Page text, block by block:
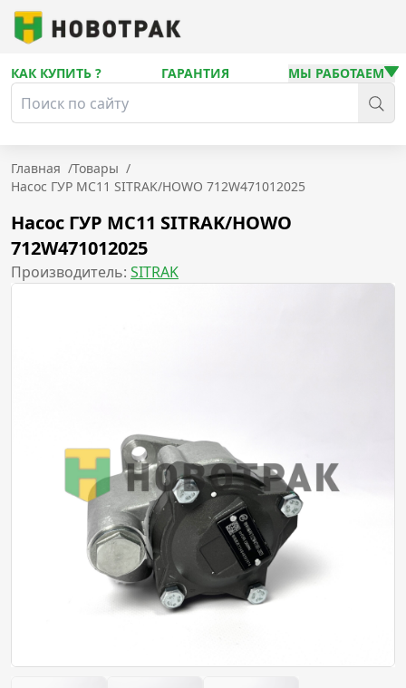
КАК КУПИТЬ ? ГАРАНТИЯ МЫ РАБОТАЕМ
Главная /Товары /
Насос ГУР MC11 SITRAK/HOWO 712W471012025
Насос ГУР MC11 SITRAK/HOWO
712W471012025
Производитель: SITRAK